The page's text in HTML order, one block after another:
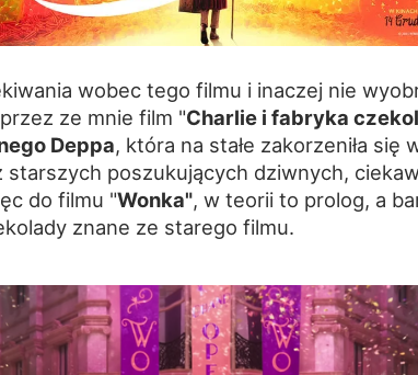
wobec tego filmu i inaczej nie
ze mnie film "Charlie i fabryka
Deppa, która na stałe zakorzeniła się
starszych poszukujących dziwnych,
do filmu "Wonka", w teorii to prolog, a
znane ze starego filmu.